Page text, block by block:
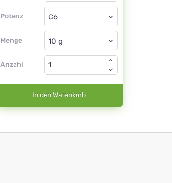
Potenz
Globuli
C6
Menge
Globuli
Anzahl
In den Warenkorb